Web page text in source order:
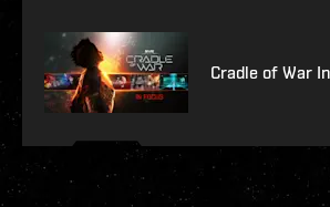
Cradle of War